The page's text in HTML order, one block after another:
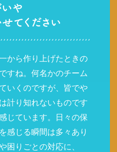
から作り上げたときの
すね。何名かのチーム
いくのですが、皆でや
計り知れないものです
じています。日々の保
感じる瞬間は多々あり
困りごとの対応に、